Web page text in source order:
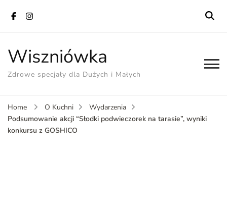
Wiszniówka
Zdrowe specjały dla Dużych i Małych
Home O Kuchni
Wydarzenia
Podsumowanie akcji “Słodki podwieczorek na tarasie”, wyniki
konkursu z GOSHICO